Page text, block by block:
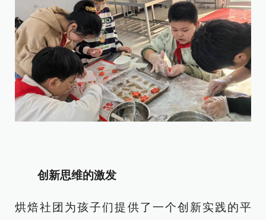
创新思维的激发
烘焙社团为孩子们提供了一个创新实践的平